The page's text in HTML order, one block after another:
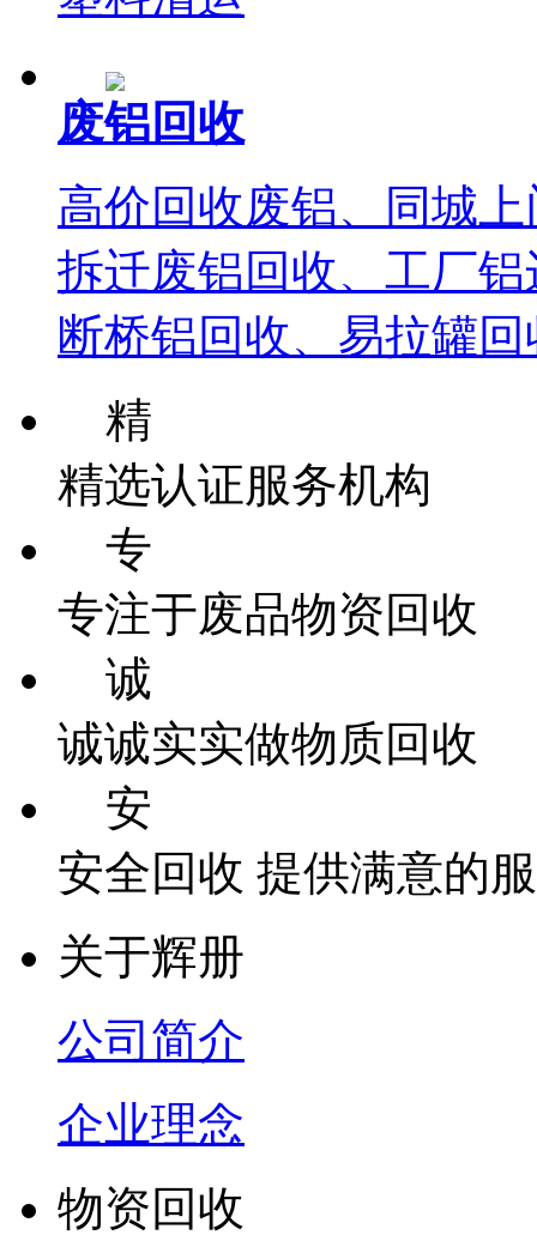
废铝回收
高价回收废铝、同城
拆迁废铝回收、工厂
断桥铝回收、易拉罐
精
精选认证服务机构
专
专注于废品物资回收
诚
诚诚实实做物质回收
安
安全回收 提供满意的
关于辉册
公司简介
企业理念
物资回收